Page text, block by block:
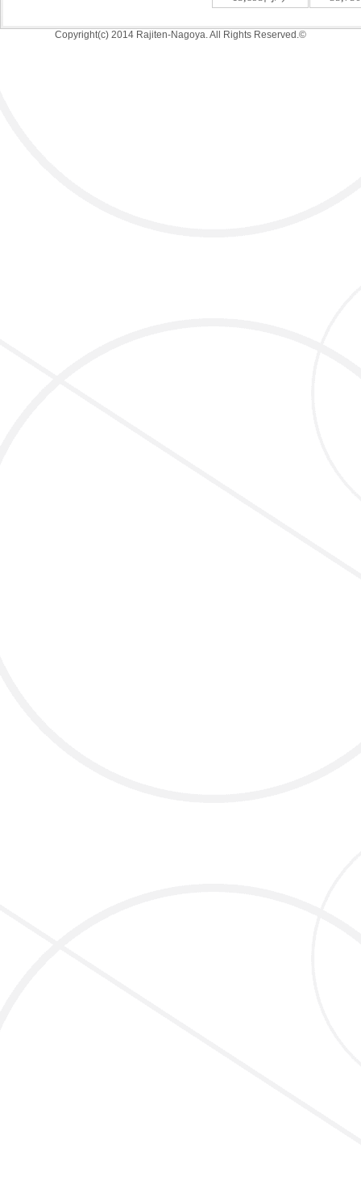
Copyright(c) 2014 Rajiten-Nagoya. All Rights Reserved.©